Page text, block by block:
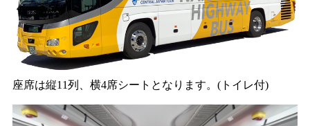
座席は縦11列、横4席シートとなります。(トイレ付)